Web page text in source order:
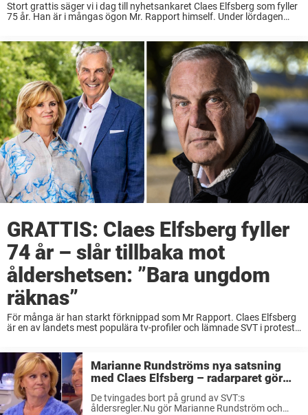
Stort grattis säger vi i dag till nyhetsankaret Claes Elfsberg som fyller
75 år. Han är i mångas ögon Mr. Rapport himself. Under lördagen
GRATTIS: Claes Elfsberg fyller
74 år – slår tillbaka mot
åldershetsen: ”Bara ungdom
räknas”
För många är han starkt förknippad som Mr Rapport. Claes Elfsberg
är en av landets mest populära tv-profiler och lämnade SVT i protest
Marianne Rundströms nya satsning
med Claes Elfsberg – radarparet gör
sensationell comeback i SVT
De tvingades bort på grund av SVT:s
åldersregler.Nu gör Marianne Rundström och